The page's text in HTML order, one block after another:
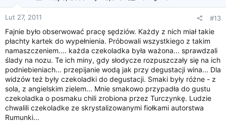
Lut 27, 2011 #13
Fajnie było obserwować pracę sędziów. Każdy z nich miał takie
płachty kartek do wypełnienia. Próbowali wszystkiego z takim
namaszczeniem.... każda czekoladka była ważona... sprawdzali
ślady na nozu. Te ich miny, gdy słodycze rozpuszczały się na ich
podniebieniach... przepijanie wodą jak przy degustacji wina... Dla
widzów też były czekoladki do degustacji. Smaki były różne - z
sola, z angielskim zielem... Mnie smakowo przypadła do gustu
czekoladka o posmaku chili zrobiona przez Turczynkę. Ludzie
chwalili czekoladke ze skrystalizowanymi fiołkami autorstwa
Rumunki...